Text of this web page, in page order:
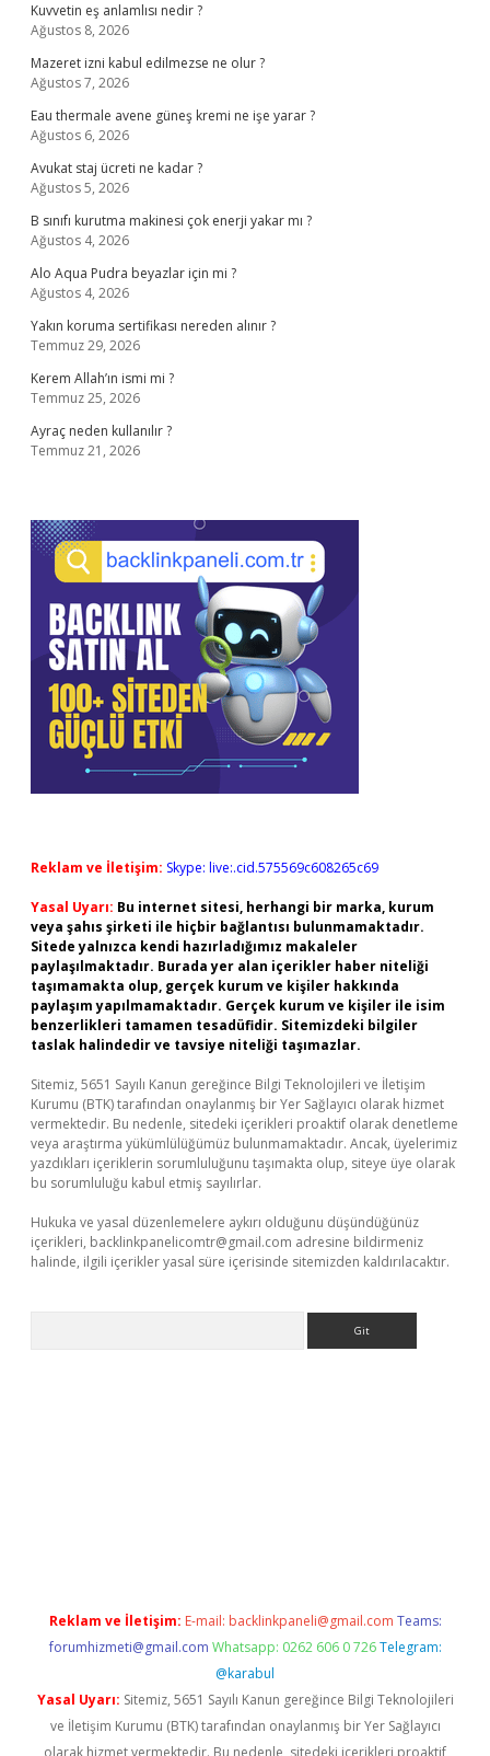
Kuvvetin eş anlamlısı nedir ?
Ağustos 8, 2026
Mazeret izni kabul edilmezse ne olur ?
Ağustos 7, 2026
Eau thermale avene güneş kremi ne işe yarar ?
Ağustos 6, 2026
Avukat staj ücreti ne kadar ?
Ağustos 5, 2026
B sınıfı kurutma makinesi çok enerji yakar mı ?
Ağustos 4, 2026
Alo Aqua Pudra beyazlar için mi ?
Ağustos 4, 2026
Yakın koruma sertifikası nereden alınır ?
Temmuz 29, 2026
Kerem Allah’ın ismi mi ?
Temmuz 25, 2026
Ayraç neden kullanılır ?
Temmuz 21, 2026
Reklam ve İletişim: Skype: live:.cid.575569c608265c69
Yasal Uyarı: Bu internet sitesi, herhangi bir marka, kurum
veya şahıs şirketi ile hiçbir bağlantısı bulunmamaktadır.
Sitede yalnızca kendi hazırladığımız makaleler
paylaşılmaktadır. Burada yer alan içerikler haber niteliği
taşımamakta olup, gerçek kurum ve kişiler hakkında
paylaşım yapılmamaktadır. Gerçek kurum ve kişiler ile isim
benzerlikleri tamamen tesadüfidir. Sitemizdeki bilgiler
taslak halindedir ve tavsiye niteliği taşımazlar.
Sitemiz, 5651 Sayılı Kanun gereğince Bilgi Teknolojileri ve İletişim
Kurumu (BTK) tarafından onaylanmış bir Yer Sağlayıcı olarak hizmet
vermektedir. Bu nedenle, sitedeki içerikleri proaktif olarak denetleme
veya araştırma yükümlülüğümüz bulunmamaktadır. Ancak, üyelerimiz
yazdıkları içeriklerin sorumluluğunu taşımakta olup, siteye üye olarak
bu sorumluluğu kabul etmiş sayılırlar.
Hukuka ve yasal düzenlemelere aykırı olduğunu düşündüğünüz
içerikleri, backlinkpanelicomtr@gmail.com adresine bildirmeniz
halinde, ilgili içerikler yasal süre içerisinde sitemizden kaldırılacaktır.
Reklam ve İletişim: E-mail: backlinkpaneli@gmail.com Teams:
forumhizmeti@gmail.com Whatsapp: 0262 606 0 726 Telegram:
@karabul
Yasal Uyarı: Sitemiz, 5651 Sayılı Kanun gereğince Bilgi Teknolojileri
ve İletişim Kurumu (BTK) tarafından onaylanmış bir Yer Sağlayıcı
olarak hizmet vermektedir. Bu nedenle, sitedeki içerikleri proaktif